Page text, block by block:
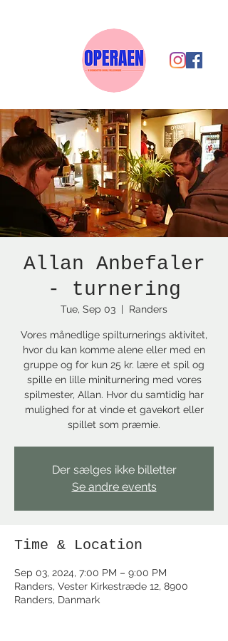
Allan Anbefaler
- turnering
Tue, Sep 03
  |
Randers
Vores månedlige spilturnerings aktivitet,
hvor du kan komme alene eller med en
gruppe og for kun 25 kr. lære et spil og
spille en lille miniturnering med vores
spilmester, Allan. Hvor du samtidig har
mulighed for at vinde et gavekort eller
spillet som præmie.
Der sælges ikke billetter
Se andre events
Time & Location
Sep 03, 2024, 7:00 PM – 9:00 PM
Randers, Vester Kirkestræde 12, 8900
Randers, Danmark